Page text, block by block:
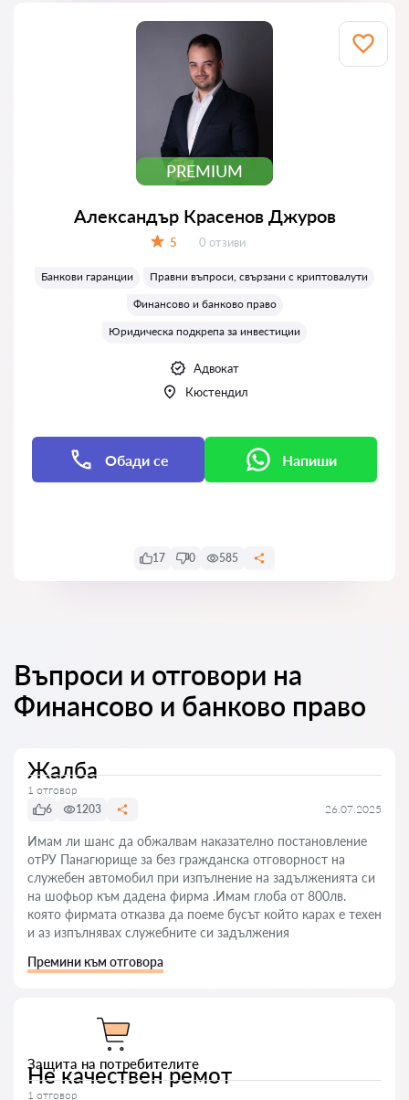
PREMIUM
Александър Красенов Джуров
5 Отзиви:
0 отзиви
Банкови гаранции
Правни въпроси, свързани с криптовалути
Финансово и банково право
Юридическа подкрепа за инвестиции
Адвокат
Кюстендил
Обади се Напиши
17 0 585
Въпроси и отговори на
Финансово и банково право
Жалба
1 отговор
6
1203 26.07.2025
Имам ли шанс да обжалвам наказателно постановление
отРУ Панагюрище за без гражданска отговорност на
служебен автомобил при изпълнение на задълженията си
на шофьор към дадена фирма .Имам глоба от 800лв.
която фирмата отказва да поеме бусът който карах е техен
и аз изпълнявах служебните си задължения
Премини към отговора
Защита на потребителите
Не качествен ремот
1 отговор